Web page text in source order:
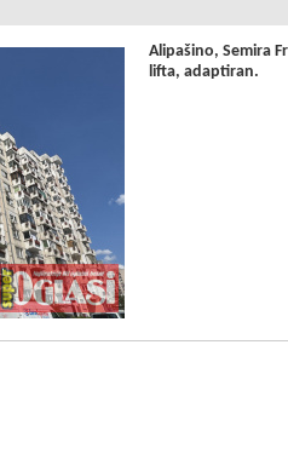
Alipašino, Semira
lifta, adaptiran.